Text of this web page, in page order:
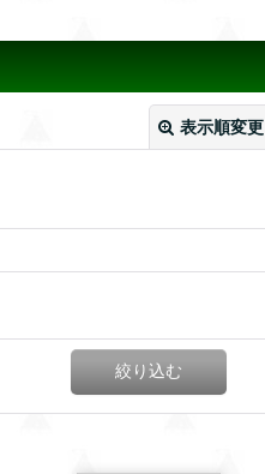
表示順変更
絞り込む